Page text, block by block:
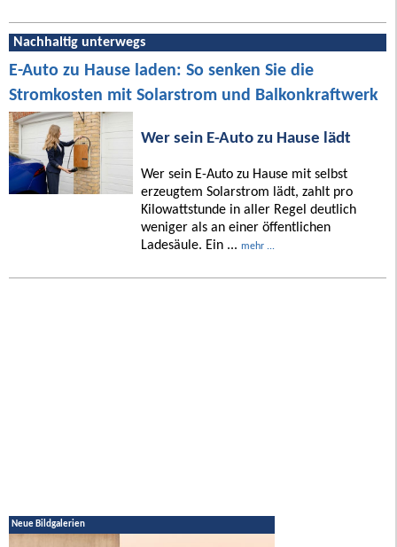
Nachhaltig unterwegs
E-Auto zu Hause laden: So senken Sie die
Stromkosten mit Solarstrom und Balkonkraftwerk
Wer sein E-Auto zu Hause lädt
Wer sein E-Auto zu Hause mit selbst
erzeugtem Solarstrom lädt, zahlt pro
Kilowattstunde in aller Regel deutlich
weniger als an einer öffentlichen
Ladesäule. Ein ... mehr ...
Neue Bildgalerien